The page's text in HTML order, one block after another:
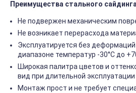
Преимущества стального
Не подвержен механическим
Не возникает перерасхода
Эксплуатируется без
диапазоне температур -30°C до
Широкая палитра цветов и
вид при длительной эксплуатации
Монтаж прост и не требует